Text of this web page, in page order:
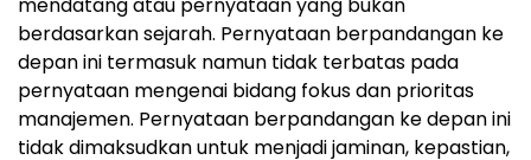
berdasarkan sejarah. Pernyataan berpandangan ke
depan ini termasuk namun tidak terbatas pada
pernyataan mengenai bidang fokus dan prioritas
manajemen. Pernyataan berpandangan ke depan ini
tidak dimaksudkan untuk menjadi jaminan, kepastian,